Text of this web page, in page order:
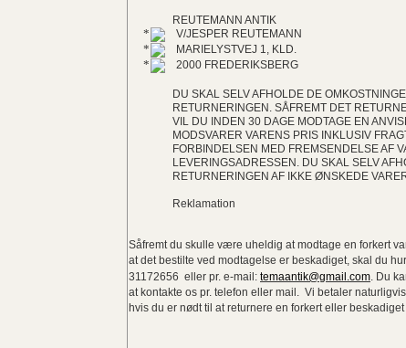
REUTEMANN ANTIK
V/JESPER REUTEMANN
MARIELYSTVEJ 1, KLD.
2000 FREDERIKSBERG
DU SKAL SELV AFHOLDE DE
RETURNERINGEN. SÅFREMT DET
VIL DU INDEN 30 DAGE MODTAGE EN
MODSVARER VARENS PRIS INKLUSIV
FORBINDELSEN MED FREMSENDELSE AF
LEVERINGSADRESSEN. DU SKAL SELV
RETURNERINGEN AF IKKE ØNSKEDE
Reklamation
Såfremt du skulle være uheldig at modtage en forkert
at det bestilte ved modtagelse er beskadiget, skal du
31172656 eller pr. e-mail: temaantik@gmail.com. Du
at kontakte os pr. telefon eller mail. Vi betaler
hvis du er nødt til at returnere en forkert eller